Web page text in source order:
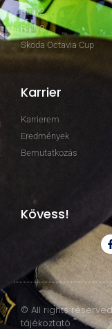
Rally2
Rally3
Skoda Octavia Cup
Karrier
Karrierem
Eredmények
Bemutatkozás
Kövess!
© All rights
tájékoztató